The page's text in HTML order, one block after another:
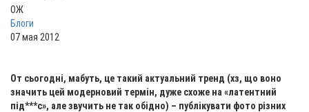
ОЖ
Блоги
07 мая 2012
От сьогодні, мабуть, це такий актуальний тренд (хз, що воно
значить цей модерновий термін, дуже схоже на «латентний
під***с», але звучить не так обідно) – публікувати фото різних